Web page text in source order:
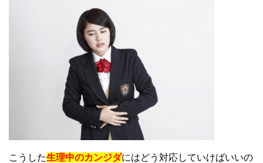
こうした生理中のカンジダにはどう対応していけばいいの